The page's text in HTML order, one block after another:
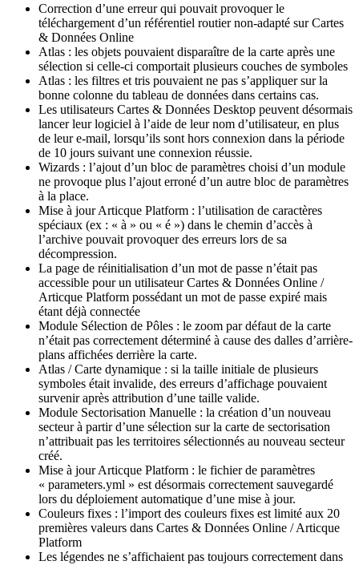
Correction d’une erreur qui pouvait provoquer le
téléchargement d’un référentiel routier non-adapté sur Cartes
& Données Online
Atlas : les objets pouvaient disparaître de la carte après une
sélection si celle-ci comportait plusieurs couches de symboles
Atlas : les filtres et tris pouvaient ne pas s’appliquer sur la
bonne colonne du tableau de données dans certains cas.
Les utilisateurs Cartes & Données Desktop peuvent désormais
lancer leur logiciel à l’aide de leur nom d’utilisateur, en plus
de leur e-mail, lorsqu’ils sont hors connexion dans la période
de 10 jours suivant une connexion réussie.
Wizards : l’ajout d’un bloc de paramètres choisi d’un module
ne provoque plus l’ajout erroné d’un autre bloc de paramètres
à la place.
Mise à jour Articque Platform : l’utilisation de caractères
spéciaux (ex : « à » ou « é ») dans le chemin d’accès à
l’archive pouvait provoquer des erreurs lors de sa
décompression.
La page de réinitialisation d’un mot de passe n’était pas
accessible pour un utilisateur Cartes & Données Online /
Articque Platform possédant un mot de passe expiré mais
étant déjà connectée
Module Sélection de Pôles : le zoom par défaut de la carte
n’était pas correctement déterminé à cause des dalles d’arrière-
plans affichées derrière la carte.
Atlas / Carte dynamique : si la taille initiale de plusieurs
symboles était invalide, des erreurs d’affichage pouvaient
survenir après attribution d’une taille valide.
Module Sectorisation Manuelle : la création d’un nouveau
secteur à partir d’une sélection sur la carte de sectorisation
n’attribuait pas les territoires sélectionnés au nouveau secteur
créé.
Mise à jour Articque Platform : le fichier de paramètres
« parameters.yml » est désormais correctement sauvegardé
lors du déploiement automatique d’une mise à jour.
Couleurs fixes : l’import des couleurs fixes est limité aux 20
premières valeurs dans Cartes & Données Online / Articque
Platform
Les légendes ne s’affichaient pas toujours correctement dans